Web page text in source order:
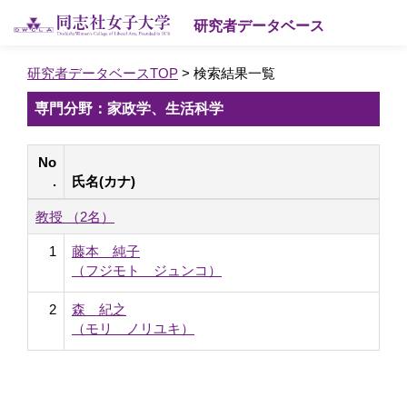
研究者データベース
研究者データベースTOP > 検索結果一覧
専門分野：家政学、生活科学
No
.
氏名(カナ)
教授 （2名）
1
藤本 純子
（フジモト ジュンコ）
2
森 紀之
（モリ ノリユキ）